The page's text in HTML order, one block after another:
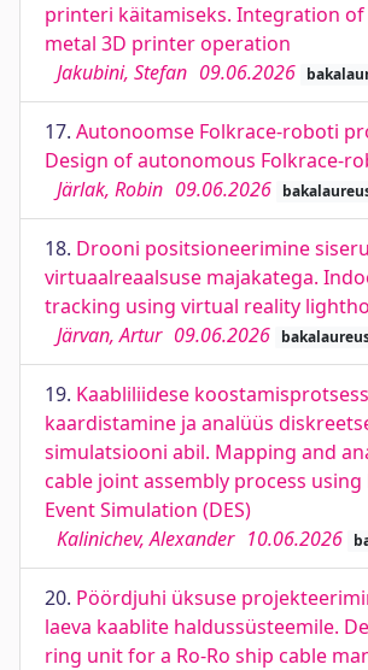
printeri käitamiseks. Integration of
metal 3D printer operation
Jakubini, Stefan 09.06.2026
17. Autonoomse Folkrace-roboti
Design of autonomous Folkrace-
Järlak, Robin 09.06.2026
18. Drooni positsioneerimine
virtuaalreaalsuse majakatega.
tracking using virtual reality
Järvan, Artur 09.06.2026
19. Kaabliliidese
kaardistamine ja analüüs
simulatsiooni abil. Mapping and
cable joint assembly process using
Event Simulation (DES)
Kalinichev, Alexander 10.06.2026
20. Pöördjuhi üksuse
laeva kaablite haldussüsteemile.
ring unit for a Ro-Ro ship cable